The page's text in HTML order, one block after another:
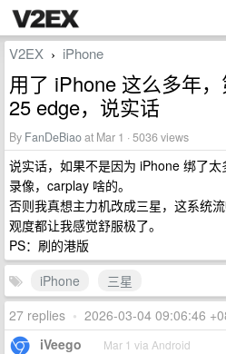
V2EX › iPhone
用了 iPhone 这么多年
25 edge，说实话
By FanDeBiaoat Mar 1 · 5036 views
说实话，如果不是因为 iPhone 绑了
录像，carplay 啥的。
否则我真想主力机改成三星，这系统
观度都让我感觉舒服极了。
PS：刷的港版
iPhone
三星
27 replies • 2026-03-04 09:06:46
iVeego Mar 1 via Android